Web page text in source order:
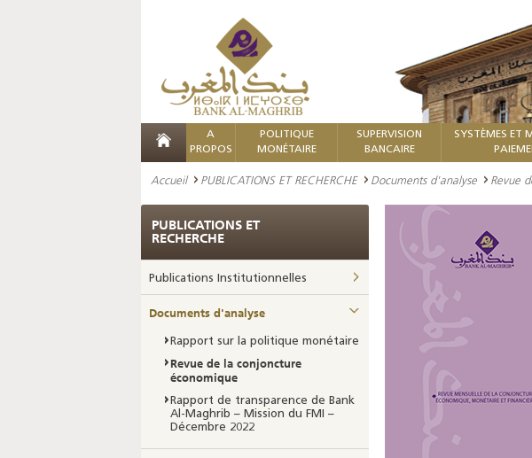
A
PROPOS
POLITIQUE
MONÉTAIRE
SUPERVISION
BANCAIRE
SYSTÈMES ET
Accueil PUBLICATIONS ET RECHERCHE Documents d'analyse Revue
PUBLICATIONS ET
RECHERCHE
Publications Institutionnelles
Documents d'analyse
Rapport sur la politique monétaire
Revue de la conjoncture
économique
Rapport de transparence de Bank
Al-Maghrib – Mission du FMI –
Décembre 2022